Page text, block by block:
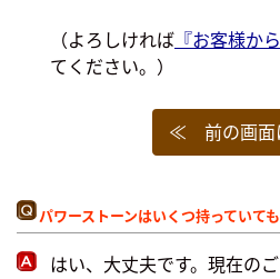
（よろしければ 『お客様か
てください。）
≪ 前の画面
パワーストーンはいくつ持っていて
はい、大丈夫です。現在の